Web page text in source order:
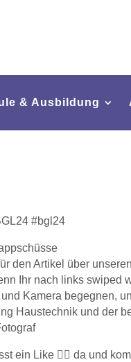
& Ausbildung
#bgl24
den Artikel über
Ihr nach links swiped
Kamera begegnen,
Haustechnik und der
ein Like 👍🏼 da und